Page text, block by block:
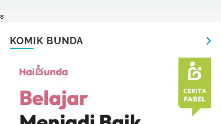
s
KOMIK BUNDA